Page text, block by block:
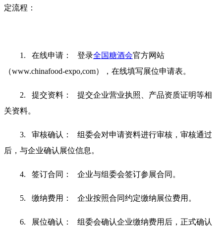
定流程：
1. 在线申请： 登录全国糖酒会官方网站
（www.chinafood-expo,com），在线填写展位申请表。
2. 提交资料： 提交企业营业执照、产品资质证明等相
关资料。
3. 审核确认： 组委会对申请资料进行审核，审核通过
后，与企业确认展位信息。
4. 签订合同： 企业与组委会签订参展合同。
5. 缴纳费用： 企业按照合同约定缴纳展位费用。
6. 展位确认： 组委会确认企业缴纳费用后，正式确认